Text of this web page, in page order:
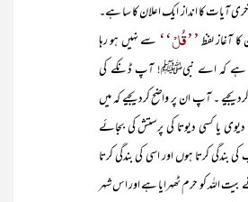
کا انداز ایک اعلان کا سا ہے۔
آغاز لفظ’’قُلْ‘‘ سے نہیں ہو رہا
ہے کہ اے نبیﷺ! آپ ڈنکے کی
۔ آپ ان پر واضح کردیجیے کہ میں
یا کسی دیوتا کی پرستش کی بجائے
کرتا ہوں اور اسی کی بندگی کرتا
اللہ کو حرم ٹھہرایا ہے اور اس شہر